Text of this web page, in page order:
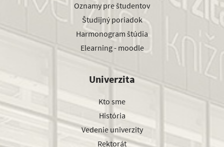
Oznamy pre študentov
Študijný poriadok
Harmonogram štúdia
Elearning - moodle
Univerzita
Kto sme
História
Vedenie univerzity
Rektorát